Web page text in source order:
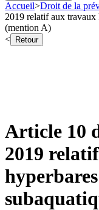
Accueil>Droit de la
2019 relatif aux travaux
(mention A)
<
Retour
Article 10
2019